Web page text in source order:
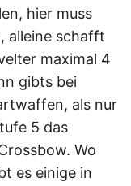
hier muss
alleine schafft
maximal 4
gibts bei
als nur
5 das
Wo
es einige in